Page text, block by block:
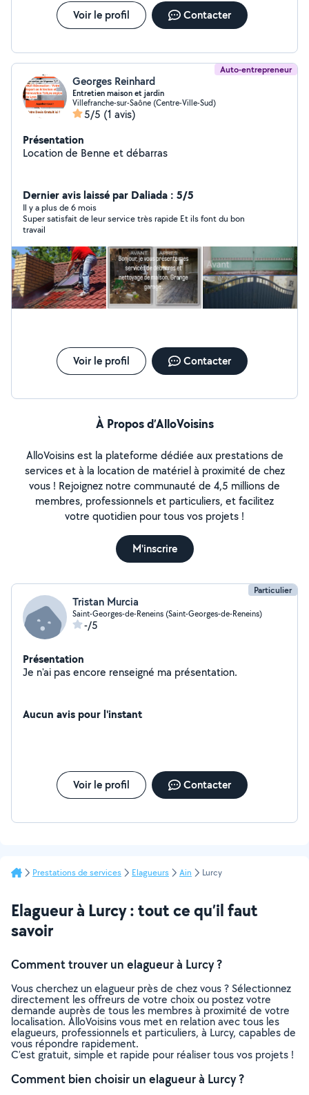
Voir le profil Contacter
Auto-entrepreneur
Georges Reinhard
Entretien maison et jardin
Villefranche-sur-Saône (Centre-Ville-Sud)
5/5 (1 avis)
Présentation
Location de Benne et débarras
Dernier avis laissé par Daliada : 5/5
Il y a plus de 6 mois
Super satisfait de leur service très rapide Et ils font du bon
travail
Voir le profil Contacter
À Propos d’AlloVoisins
AlloVoisins est la plateforme dédiée aux prestations de
services et à la location de matériel à proximité de chez
vous ! Rejoignez notre communauté de 4,5 millions de
membres, professionnels et particuliers, et facilitez
votre quotidien pour tous vos projets !
M'inscrire
Particulier
Tristan Murcia
Saint-Georges-de-Reneins (Saint-Georges-de-Reneins)
-/5
Présentation
Je n'ai pas encore renseigné ma présentation.
Aucun avis pour l'instant
Voir le profil Contacter
Prestations de services Elagueurs Ain Lurcy
Elagueur à Lurcy : tout ce qu’il faut
savoir
Comment trouver un elagueur à Lurcy ?
Vous cherchez un elagueur près de chez vous ? Sélectionnez
directement les offreurs de votre choix ou postez votre
demande auprès de tous les membres à proximité de votre
localisation. AlloVoisins vous met en relation avec tous les
elagueurs, professionnels et particuliers, à Lurcy, capables de
vous répondre rapidement.
C’est gratuit, simple et rapide pour réaliser tous vos projets !
Comment bien choisir un elagueur à Lurcy ?